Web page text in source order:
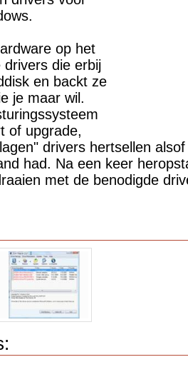
op het
die erbij
en backt ze
je maar wil.
of upgrade,
drivers hertsellen
had. Na een keer
met de benodigde